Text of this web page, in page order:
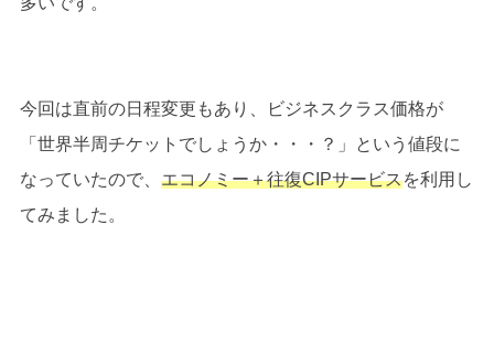
今回は直前の日程変更もあり、ビジネスクラス価格が
「世界半周チケットでしょうか・・・？」という値段に
なっていたので、エコノミー＋往復CIPサービスを利用し
てみました。